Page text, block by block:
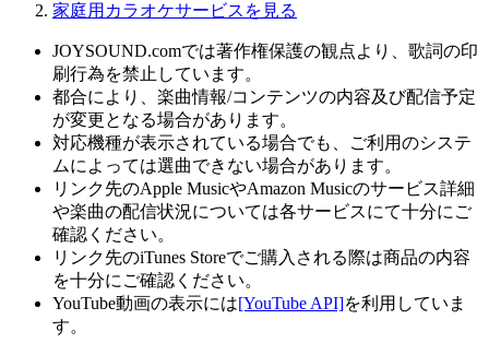
家庭用カラオケサービスを見る
JOYSOUND.comでは著作権保護の観点より、歌詞の印
刷行為を禁止しています。
都合により、楽曲情報/コンテンツの内容及び配信予定
が変更となる場合があります。
対応機種が表示されている場合でも、ご利用のシステ
ムによっては選曲できない場合があります。
リンク先のApple MusicやAmazon Musicのサービス詳細
や楽曲の配信状況については各サービスにて十分にご
確認ください。
リンク先のiTunes Storeでご購入される際は商品の内容
を十分にご確認ください。
YouTube動画の表示には[YouTube API]を利用していま
す。